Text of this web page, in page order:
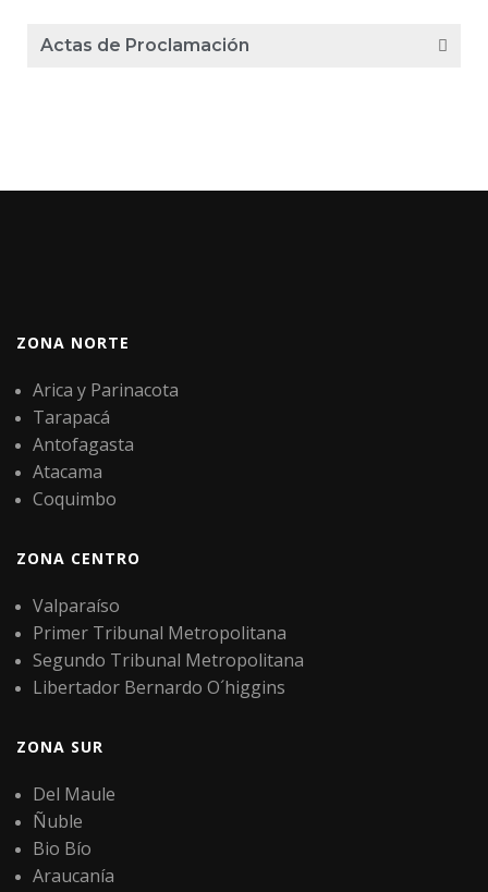
Actas de Proclamación
ZONA NORTE
Arica y Parinacota
Tarapacá
Antofagasta
Atacama
Coquimbo
ZONA CENTRO
Valparaíso
Primer Tribunal Metropolitana
Segundo Tribunal Metropolitana
Libertador Bernardo O´higgins
ZONA SUR
Del Maule
Ñuble
Bio Bío
Araucanía